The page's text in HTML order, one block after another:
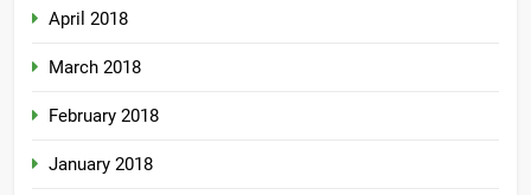
April 2018
March 2018
February 2018
January 2018